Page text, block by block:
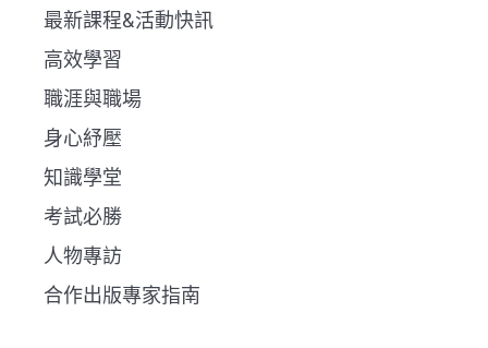
最新課程&活動快訊
高效學習
職涯與職場
身心紓壓
知識學堂
考試必勝
人物專訪
合作出版專家指南